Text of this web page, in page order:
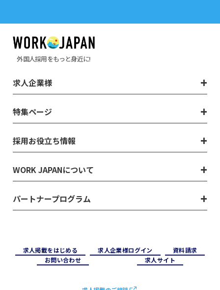
外国人採用をもっと身近に!
求人企業様
特集ページ
採用お役立ち情報
WORK JAPANについて
パートナープログラム
求⼈掲載をはじめる 求⼈企業様ログイン
資料請求
お問い合わせ
求⼈サイト